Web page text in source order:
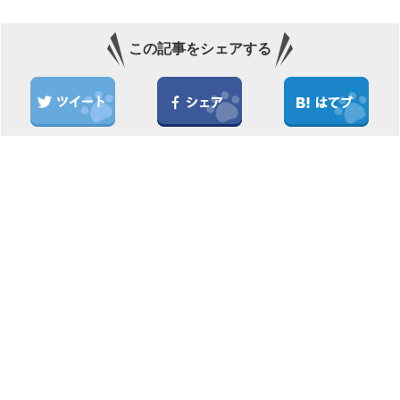
この記事をシェアする